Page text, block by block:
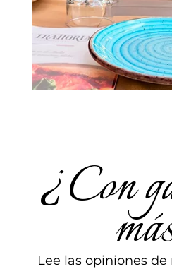
¿Con
Lee las opiniones